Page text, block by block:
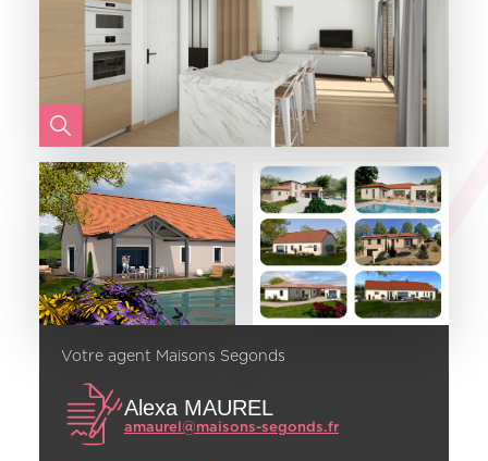
Votre agent Maisons Segonds
Alexa MAUREL
amaurel@maisons-segonds.fr